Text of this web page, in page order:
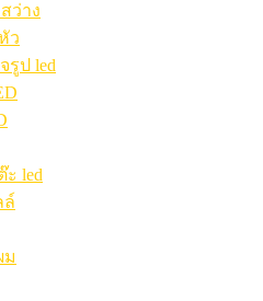
ว่าง
ว
รูป led
led
ล์
ม